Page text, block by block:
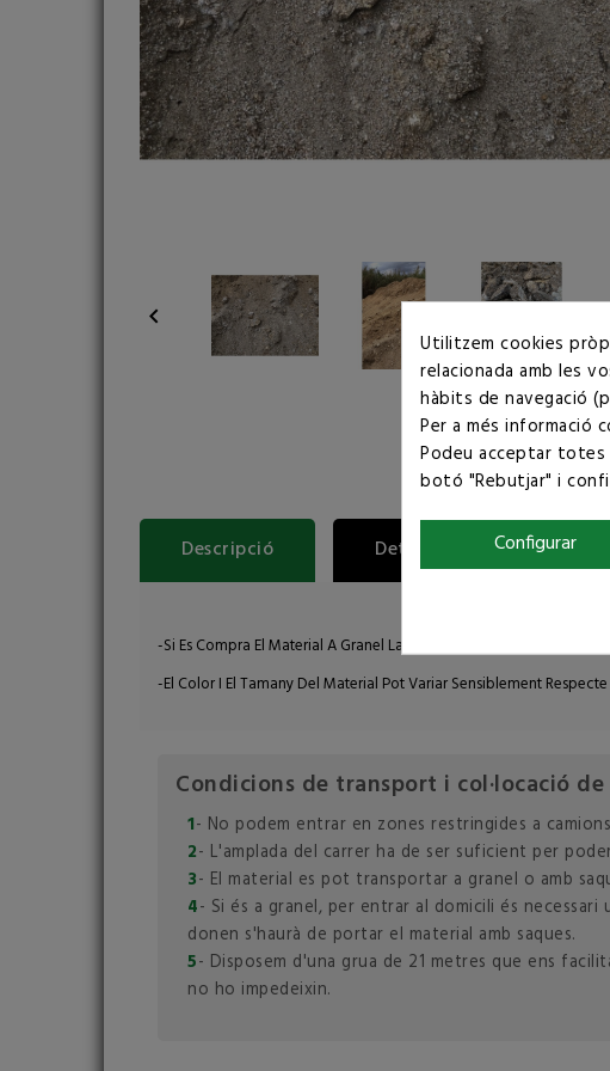

Descripció Detalls del producte
-Si Es Compra El Material A Granel La Quantitat Mínima És De 6
-El Color I El Tamany Del Material Pot Variar Sensiblement
Condicions de transport i col·locació
1- No podem entrar en zones restringides a
2- L'amplada del carrer ha de ser suficient per
3- El material es pot transportar a granel o amb
4- Si és a granel, per entrar al domicili és
donen s'haurà de portar el material amb saques.
5- Disposem d'una grua de 21 metres que ens
no ho impedeixin.
Utilitzem cookies
relacionada amb les
hàbits de navegació
Per a més informació
Podeu acceptar
botó "Rebutjar" i
Configurar